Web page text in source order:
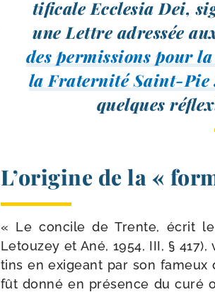
ti­fi­cale Ecclesia Dei,
une Lettre adres­sée
des per­mis­sions pour
la Fraternité Saint-​Pie
quelques
L’origine de la «
« Le concile de Trente, écrit
Letouzey et Ané, 1954, III, §
tins en exi­geant par son fameux
fût don­né en pré­sence du curé